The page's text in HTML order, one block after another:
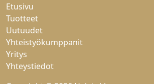
Etusivu
Tuotteet
Uutuudet
Yhteistyökumppanit
Yritys
Yhteystiedot